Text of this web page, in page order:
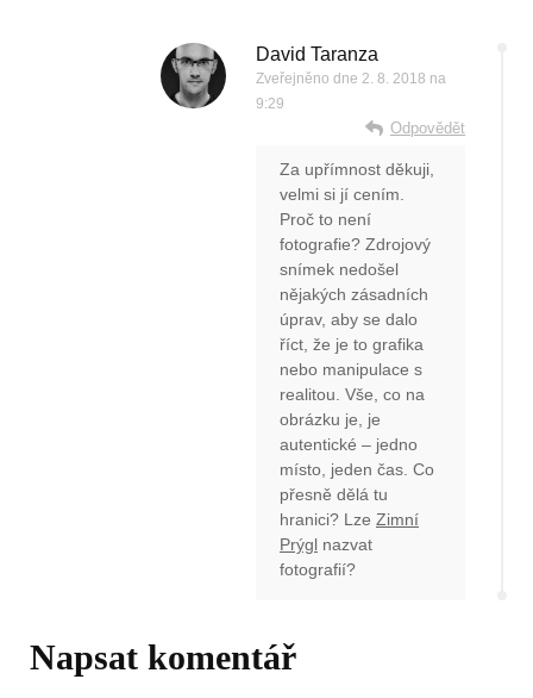
David Taranza
Zveřejněno dne 2. 8. 2018 na
9:29
Odpovědět
Za upřímnost děkuji,
velmi si jí cením.
Proč to není
fotografie? Zdrojový
snímek nedošel
nějakých zásadních
úprav, aby se dalo
říct, že je to grafika
nebo manipulace s
realitou. Vše, co na
obrázku je, je
autentické – jedno
místo, jeden čas. Co
přesně dělá tu
hranici? Lze Zimní
Prýgl nazvat
fotografií?
Napsat komentář